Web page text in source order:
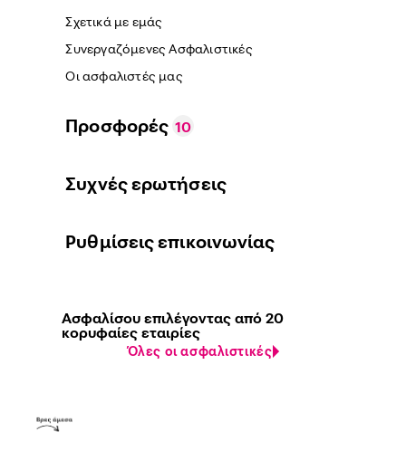
Σχετικά με εμάς
Συνεργαζόμενες Ασφαλιστικές
Οι ασφαλιστές μας
Προσφορές 10
Συχνές ερωτήσεις
Ρυθμίσεις επικοινωνίας
Ασφαλίσου επιλέγοντας από 20
κορυφαίες εταιρίες
Όλες οι ασφαλιστικές